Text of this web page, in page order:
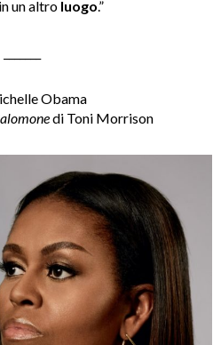
un altro luogo.”
Obama
di Toni Morrison